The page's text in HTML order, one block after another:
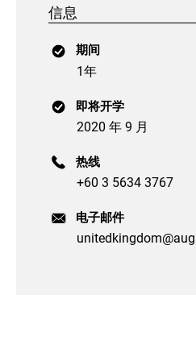
信息
期间
1年
即将开学
2020 年 9 月
热线
+60 3 5634 3767
电子邮件